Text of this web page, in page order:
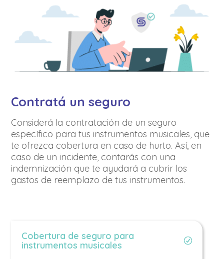
Contratá un seguro
Considerá la contratación de un seguro
específico para tus instrumentos musicales, que
te ofrezca cobertura en caso de hurto. Así, en
caso de un incidente, contarás con una
indemnización que te ayudará a cubrir los
gastos de reemplazo de tus instrumentos.
Cobertura de seguro para
instrumentos musicales